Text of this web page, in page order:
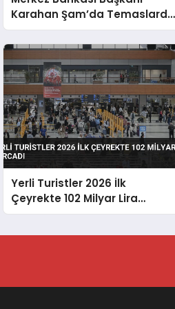
Karahan Şam’da Temaslarda
Bulundu Karşılıklı Mevduat
Anlaşması Yapıldı
Yerli Turistler 2026 İlk
Çeyrekte 102 Milyar Lira
Harcadı